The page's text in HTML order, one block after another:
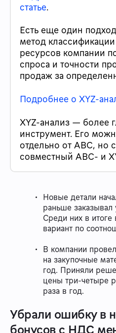
статье.
Есть еще один
метод
ресурсов компании
спроса и точности
продаж за
Подробнее о XYZ-
XYZ-анализ — более
инструмент. Его
отдельно от ABC, но
совместный ABC- и
Новые детали
раньше заказывал
Среди них в
вариант по
В компании
на закупочные
год. Приняли
цены три-четыре
раза в год.
Убрали ошибку в
бонусов с НДС